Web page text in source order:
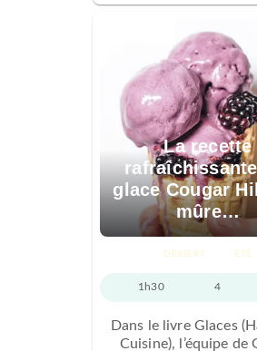
La recette
glace Cougar
mûre…
DESSERT ÉTÉ
1h30 4
Dans le livre Glaces
Cuisine), l’équipe de